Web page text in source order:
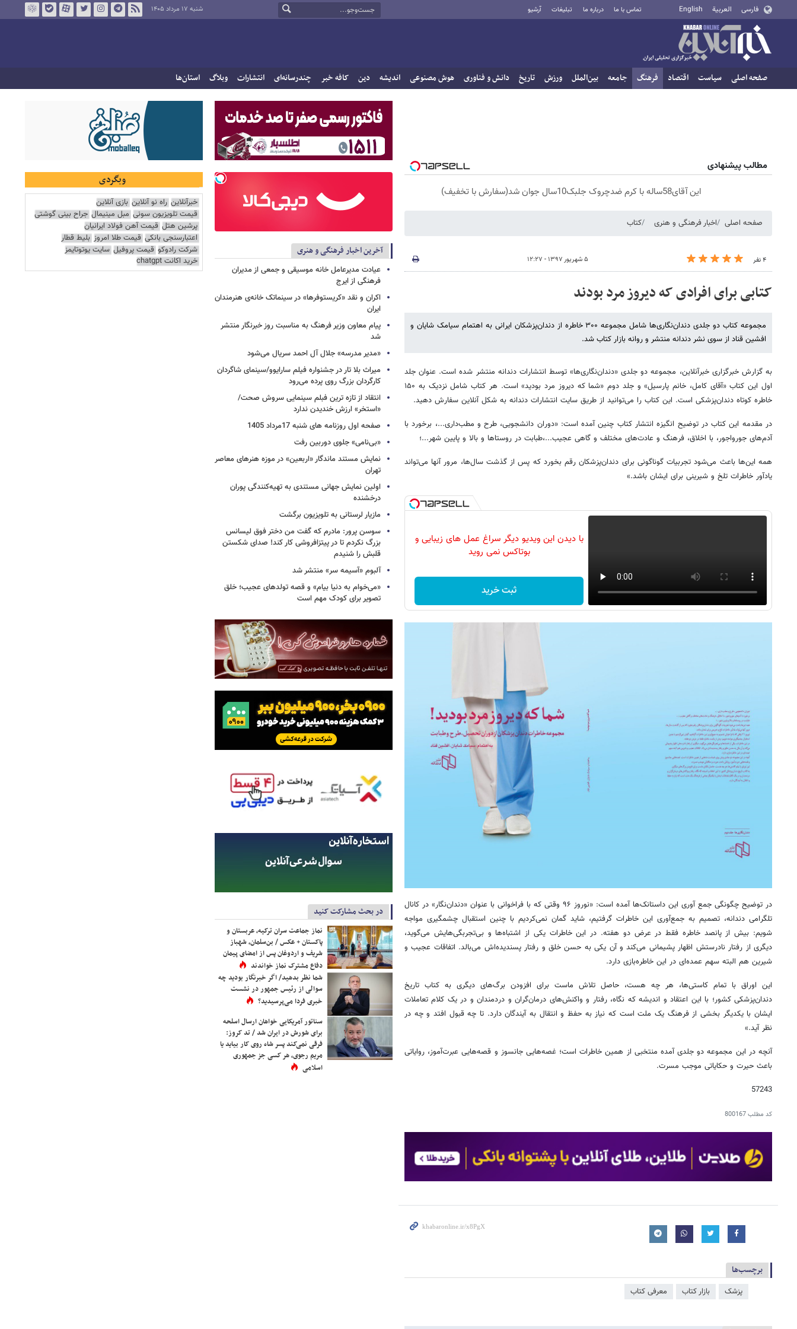
فارسی العربية English تماس با ما درباره ما تبلیغات آرشیو شنبه ۱۷ مرداد ۱۴۰۵
صفحه اصلی سیاست اقتصاد فرهنگ جامعه بین‌الملل ورزش تاریخ دانش و فناوری هوش مصنوعی اندیشه دین کافه خبر چندرسانه‌ای انتشارات وبلاگ استان‌ها
مطالب پیشنهادی
این آقای58ساله با کرم ضدچروک جلبک10سال جوان شد(سفارش با تخفیف)
صفحه اصلی اخبار فرهنگی و هنری کتاب
۴ نفر ۵ شهریور ۱۳۹۷ - ۱۲:۲۷
کتابی برای افرادی که دیروز مرد بودند
مجموعه کتاب دو جلدی دندان‌نگاری‌ها شامل مجموعه ۳۰۰ خاطره از دندان‌پزشکان ایرانی به اهتمام سیامک شایان و
افشین قناد از سوی نشر دندانه منتشر و روانه بازار کتاب شد.
به گزارش خبرگزاری خبرآنلاین، مجموعه دو جلدی «دندان‌نگاری‌ها» توسط انتشارات دندانه منتشر شده است. عنوان جلد
اول این کتاب «آقای کامل، خانم پارسیل» و جلد دوم «شما که دیروز مرد بودید» است. هر کتاب شامل نزدیک به ۱۵۰
خاطره کوتاه دندان‌پزشکی است. این کتاب را می‌توانید از طریق سایت انتشارات دندانه به شکل آنلاین سفارش دهید.
در مقدمه این کتاب در توضیح انگیزه انتشار کتاب چنین آمده است: «دوران دانشجویی، طرح و مطب‌داری...، برخورد با
آدم‌های جورواجور، با اخلاق، فرهنگ و عادت‌های مختلف و گاهی عجیب...،طبابت در روستاها و بالا و پایین شهر...؛
همه این‌ها باعث می‌شود تجربیات گوناگونی برای دندان‌پزشکان رقم بخورد که پس از گذشت سال‌ها، مرور آنها می‌تواند
یادآور خاطرات تلخ و شیرینی برای ایشان باشد.»
با دیدن این ویدیو دیگر سراغ عمل های زیبایی و
بوتاکس نمی روید
ثبت خرید
در توضیح چگونگی جمع آوری این داستانک‌ها آمده است: «نوروز ۹۶ وقتی که با فراخوانی با عنوان «دندان‌نگار» در کانال
تلگرامی دندانه، تصمیم به جمع‌آوری این خاطرات گرفتیم، شاید گمان نمی‌کردیم با چنین استقبال چشمگیری مواجه
شویم: بیش از پانصد خاطره فقط در عرض دو هفته. در این خاطرات یکی از اشتباه‌ها و بی‌تجربگی‌هایش می‌گوید،
دیگری از رفتار نادرستش اظهار پشیمانی می‌کند و آن یکی به حسن خلق و رفتار پسندیده‌اش می‌بالد. اتفاقات عجیب و
شیرین هم البته سهم عمده‌ای در این خاطره‌بازی دارد.
این اوراق با تمام کاستی‌ها، هر چه هست، حاصل تلاش ماست برای افزودن برگ‌های دیگری به کتاب تاریخ
دندان‌پزشکی کشور؛ با این اعتقاد و اندیشه که نگاه، رفتار و واکنش‌های درمان‌گران و دردمندان و در یک کلام تعاملات
ایشان با یکدیگر بخشی از فرهنگ یک ملت است که نیاز به حفظ و انتقال به آیندگان دارد. تا چه قبول افتد و چه در
نظر آید.»
آنچه در این مجموعه دو جلدی آمده منتخبی از همین خاطرات است؛ غصه‌هایی جانسوز و قصه‌هایی عبرت‌آموز، روایاتی
باعث حیرت و حکایاتی موجب مسرت.
57243
کد مطلب800167
برچسب‌ها
پزشک بازار کتاب معرفی کتاب
آخرین اخبار فرهنگی و هنری
عیادت مدیرعامل خانه موسیقی و جمعی از مدیران
فرهنگی از ایرج
اکران و نقد «کریستوفرها» در سینماتک خانه‌ی هنرمندان
ایران
پیام معاون وزیر فرهنگ به مناسبت روز خبرنگار منتشر
شد
«مدیر مدرسه» جلال آل احمد سریال می‌شود
میراث بلا تار در جشنواره فیلم سارایوو/سینمای شاگردان
کارگردان بزرگ روی پرده می‌رود
انتقاد از تازه ترین فبلم سینمایی سروش صحت/
«استخر» ارزش خندیدن ندارد
صفحه اول روزنامه های شنبه 17مرداد 1405
«بی‌نامی» جلوی دوربین رفت
نمایش مستند ماندگار «اربعین» در موزه هنرهای معاصر
تهران
اولین نمایش جهانی مستندی به تهیه‌کنندگی پوران
درخشنده
مازیار لرستانی به تلویزیون برگشت
سوسن پرور: مادرم که گفت من دختر فوق‌ لیسانس
بزرگ نکردم تا در پیتزافروشی کار کند! صدای شکستن
قلبش را شنیدم
آلبوم «آسیمه سر» منتشر شد
«می‌خوام به دنیا بیام» و قصه تولدهای عجیب؛ خلق
تصویر برای کودک مهم است
در بحث مشارکت کنید
نماز جماعت سران ترکیه، عربستان و
پاکستان + عکس / بن‌سلمان، شهباز
شریف و اردوغان پس از امضای پیمان
دفاع مشترک نماز خواندند
شما نظر بدهید/ اگر خبرنگار بودید چه
سوالی از رئیس جمهور در نشست
خبری فردا می‌پرسیدید؟
سناتور آمریکایی خواهان ارسال اسلحه
برای شورش در ایران شد / تد کروز:
فرقی نمی‌کند پسر شاه روی کار بیاید یا
مریم رجوی، هر کسی جز جمهوری
اسلامی
وبگردی
خبرآنلاین راه نو آنلاین بازی آنلاین
قیمت تلویزیون سونی مبل مینیمال جراح بینی گوشتی
پرشین هتل قیمت آهن فولاد ایرانیان
اعتبارسنجی بانکی قیمت طلا امروز بلیط قطار
شرکت رادوکو قیمت پروفیل سایت یوتوتایمز
خرید اکانت chatgpt